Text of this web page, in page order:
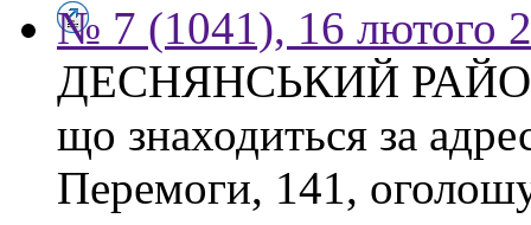
№ 7 (1041), 16 лютого
ДЕСНЯНСЬКИЙ
що знаходиться за
Перемоги, 141,